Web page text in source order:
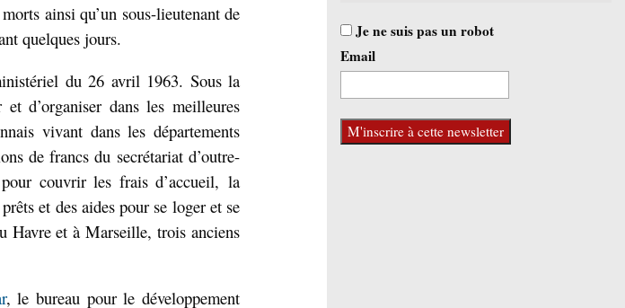
morts ainsi qu’un sous-lieutenant de
quelques jours.
du 26 avril 1963. Sous la
d’organiser dans les meilleures
vivant dans les départements
de francs du secrétariat d’outre-
couvrir les frais d’accueil, la
et des aides pour se loger et se
Havre et à Marseille, trois anciens
, le bureau pour le développement
Je ne suis pas un robot
Email